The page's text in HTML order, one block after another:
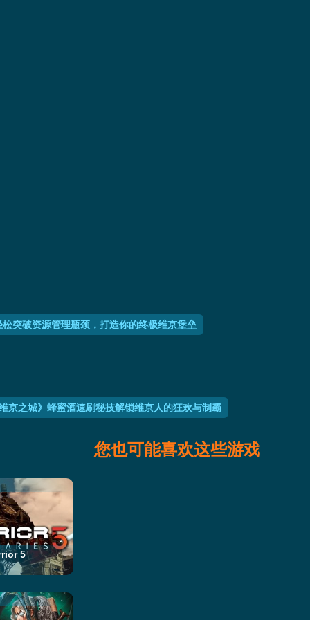
突破资源管理瓶颈，打造你的终极维京堡垒
京之城》蜂蜜酒速刷秘技解锁维京人的狂欢与制霸
您也可能喜欢这些游戏
5